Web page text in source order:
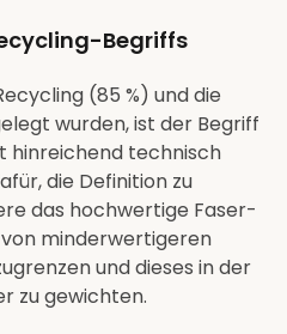
Begriffs
(85 %) und die
wurden, ist der Begriff
hinreichend technisch
die Definition zu
das hochwertige Faser-
minderwertigeren
und dieses in der
zu gewichten.